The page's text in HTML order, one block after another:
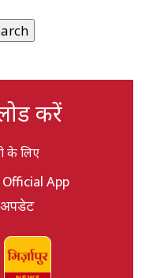
करें
के लिए
App
अपडेट